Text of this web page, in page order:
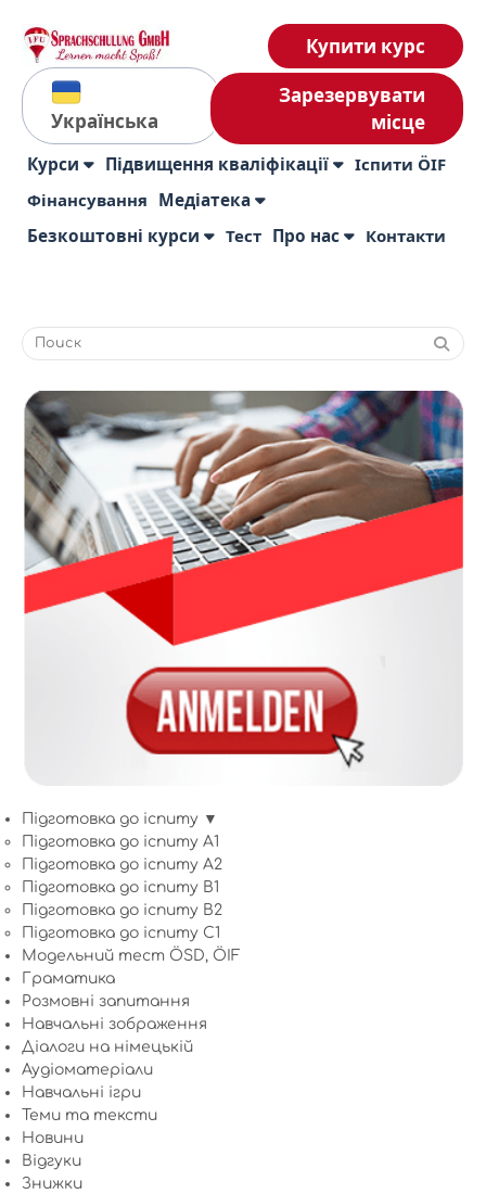
Українська
Купити курс
Зарезервувати
місце
Курси Підвищення кваліфікації
Іспити ÖIF
Фінансування Медіатека
Безкоштовні курси
Тест Про нас Контакти
Підготовка до іспиту ▼
Підготовка до іспиту A1
Підготовка до іспиту A2
Підготовка до іспиту B1
Підготовка до іспиту B2
Підготовка до іспиту C1
Модельний тест ÖSD, ÖIF
Граматика
Розмовні запитання
Навчальні зображення
Діалоги на німецькій
Аудіоматеріали
Навчальні ігри
Теми та тексти
Новини
Відгуки
Знижки